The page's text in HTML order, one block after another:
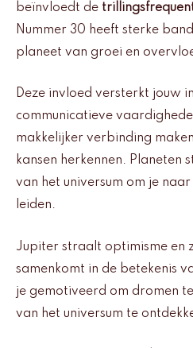
beïnvloedt de
Nummer 30 heeft sterke
planeet van groei en
Deze invloed versterkt jouw
communicatieve
makkelijker verbinding
kansen herkennen. Planeten
van het universum om je
leiden.
Jupiter straalt optimisme en
samenkomt in de betekenis
je gemotiveerd om dromen
van het universum te